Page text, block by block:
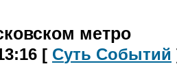
метро
[ Суть Событий